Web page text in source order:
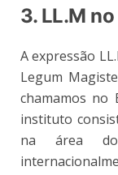
3. LL.M
A expressão
Legum
chamamos no
instituto
na área